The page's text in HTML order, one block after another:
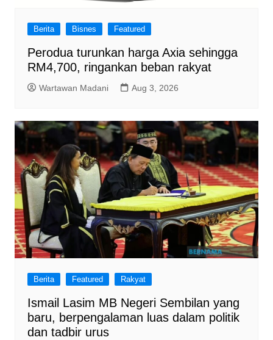
Berita Bisnes Featured
Perodua turunkan harga Axia sehingga
RM4,700, ringankan beban rakyat
Wartawan Madani Aug 3, 2026
Berita Featured Rakyat
Ismail Lasim MB Negeri Sembilan yang
baru, berpengalaman luas dalam politik
dan tadbir urus